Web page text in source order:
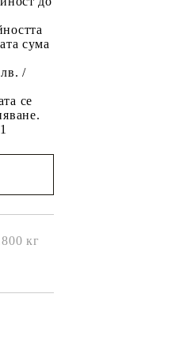
сума
/
се
кг